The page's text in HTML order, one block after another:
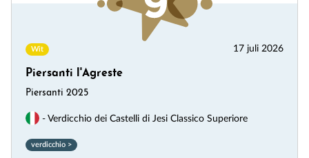
Wit 17 juli 2026
Piersanti l'Agreste
Piersanti 2025
- Verdicchio dei Castelli di Jesi Classico Superiore
verdicchio >